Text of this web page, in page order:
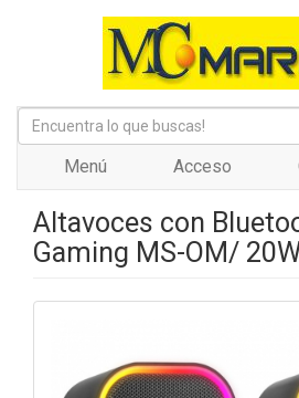
Menú Acceso
Altavoces con
Gaming MS-OM/